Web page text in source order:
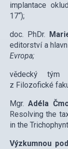
implantace
17“);
doc. PhDr.
editorství a
Evropa;
vědecký
z Filozofické
Mgr.Adéla
Resolving the
in the
Výzkumnou